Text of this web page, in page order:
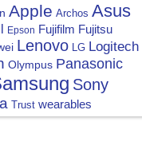
Apple Archos Asus
Epson Fujifilm Fujitsu
Lenovo LG Logitech
Olympus Panasonic
Sony
Trust wearables